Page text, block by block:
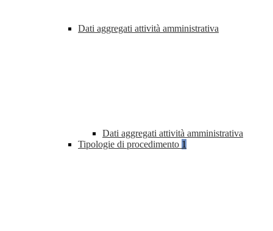
Dati aggregati attività amministrativa
Dati aggregati attività amministrativa
Tipologie di procedimento 1